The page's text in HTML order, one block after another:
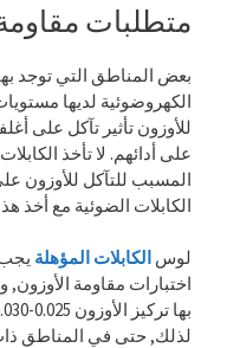
متطلبات
بعض المناطق التي توجد
الكهروضوئية لديها
للأوزون تأثير تآكل على
على أدائهم. لا تأخذ الكابلات
المسبب للتآكل للأوزون
الكابلات الضوئية مع أخذ
لوس الكابلات المؤهلة يجب
لذلك, حتى في المناطق